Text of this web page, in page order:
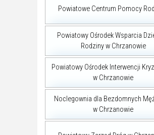
Powiatowe Centrum Pomocy
Powiatowy Ośrodek Wsparcia
Rodziny w Chrzanowie
Powiatowy Ośrodek Interwencji
w Chrzanowie
Noclegownia dla Bezdomnych
w Chrzanowie